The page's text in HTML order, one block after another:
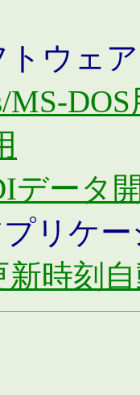
ウェア
MS-DOS
データ
リケ
新時刻